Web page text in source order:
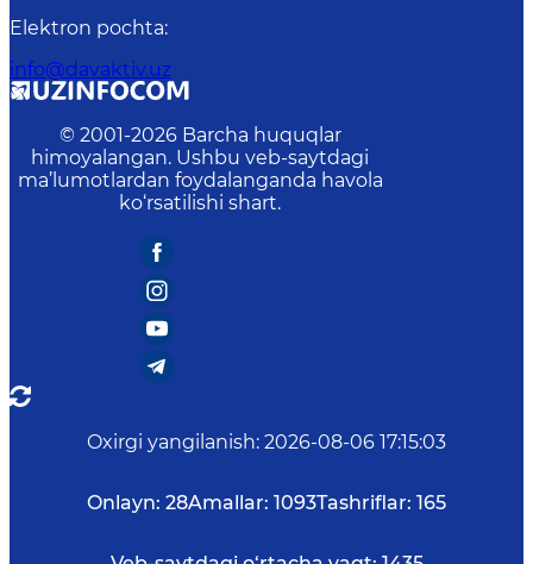
Elektron pochta:
info@davaktiv.uz
© 2001-2026 Barcha huquqlar
himoyalangan. Ushbu veb-saytdagi
ma’lumotlardan foydalanganda havola
ko‘rsatilishi shart.
Oxirgi yangilanish: 2026-08-06 17:15:03
Onlayn: 28Amallar: 1093Tashriflar: 165